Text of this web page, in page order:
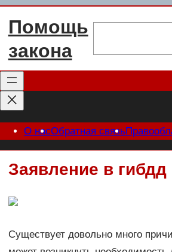
Перейти
Помощь
закона
О насОбратная связь
Заявление в гибдд
Существует довольно много